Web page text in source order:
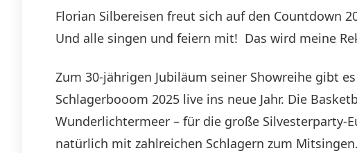
Florian Silbereisen freut sich auf den Countdown
Und alle singen und feiern mit! Das wird meine
Zum 30-jährigen Jubiläum seiner Showreihe gibt
Schlagerbooom 2025 live ins neue Jahr. Die
Wunderlichtermeer – für die große Silvesterparty-
natürlich mit zahlreichen Schlagern zum Mitsingen.